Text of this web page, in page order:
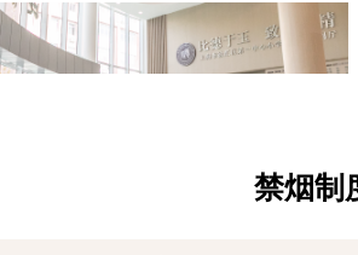
Xuhui No.1 Central Primary School
禁烟制